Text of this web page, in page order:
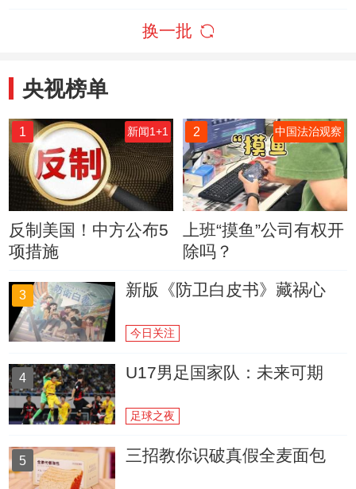
换一批
央视榜单
1 新闻1+1
反制美国！中方公布5
项措施
2 中国法治观察
上班“摸鱼”公司有权开
除吗？
3 新版《防卫白皮书》藏祸心
今日关注
4 U17男足国家队：未来可期
足球之夜
5 三招教你识破真假全麦面包